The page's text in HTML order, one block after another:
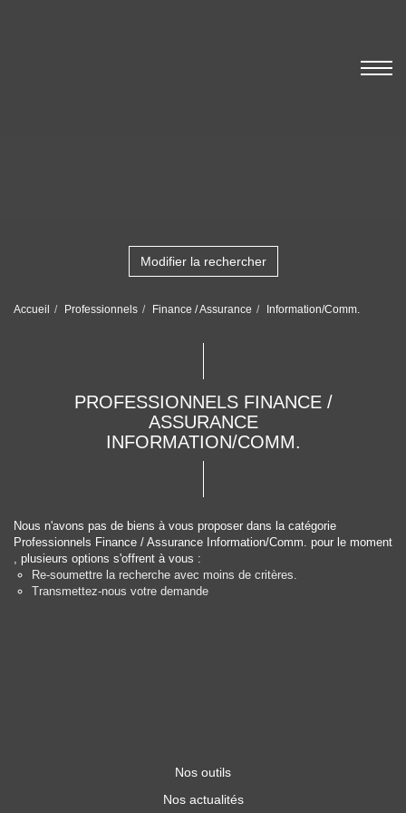
Modifier la rechercher
Accueil Professionnels Finance / Assurance Information/Comm.
PROFESSIONNELS FINANCE /
ASSURANCE
INFORMATION/COMM.
Nous n'avons pas de biens à vous proposer dans la catégorie
Professionnels Finance / Assurance Information/Comm. pour le moment
, plusieurs options s'offrent à vous :
Re-soumettre la recherche avec moins de critères.
Transmettez-nous votre demande
Nos outils
Nos actualités